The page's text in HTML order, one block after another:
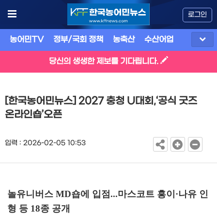
로그인
농어민TV 정부/국회 정책 농축산 수산어업
당신의 생생한 제보를 기다립니다.
[한국농어민뉴스] 2027 충청 U대회,‘공식 굿즈
온라인숍’오픈
입력 : 2026-02-05 10:53
놀유니버스 MD숍에 입점...마스코트 흥이 ·나유 인
형 등 18종 공개